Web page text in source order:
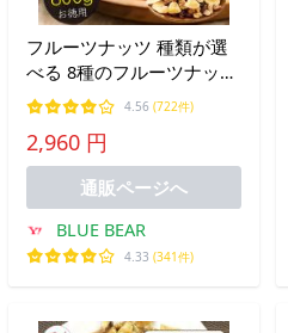
フルーツナッツ 種類が選
べる 8種のフルーツナッツ
600g 素焼き アーモンド カ
シューナッツ クルミ マカ
ダミア レーズン クランベ
リー リンゴ お中元 爆買
4.56 (722件)
2,960 円
通販ページへ
BLUE BEAR
4.33 (341件)